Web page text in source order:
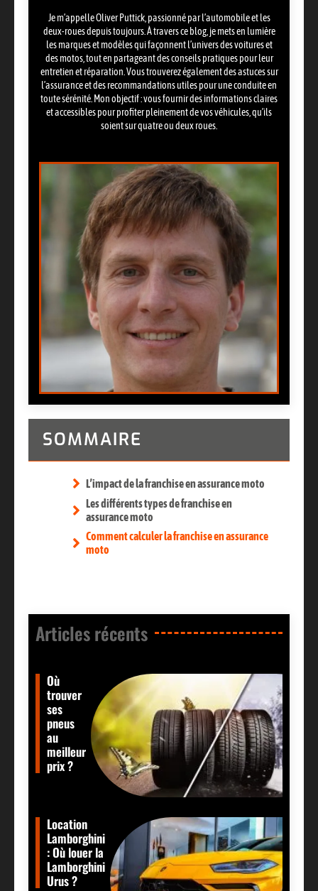
Je m’appelle Oliver Puttick, passionné par l’automobile et les
deux-roues depuis toujours. À travers ce blog, je mets en lumière
les marques et modèles qui façonnent l’univers des voitures et
des motos, tout en partageant des conseils pratiques pour leur
entretien et réparation. Vous trouverez également des astuces sur
l’assurance et des recommandations utiles pour une conduite en
toute sérénité. Mon objectif : vous fournir des informations claires
et accessibles pour profiter pleinement de vos véhicules, qu’ils
soient sur quatre ou deux roues.
SOMMAIRE
L’impact de la franchise en assurance moto
Les différents types de franchise en
assurance moto
Comment calculer la franchise en assurance
moto
Articles récents​
Où
trouver
ses
pneus
au
meilleur
prix ?
Location
Lamborghini
: Où louer la
Lamborghini
Urus ?